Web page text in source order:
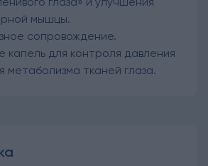
мышцы.
сопровождение.
капель для контроля давления
метаболизма тканей глаза.